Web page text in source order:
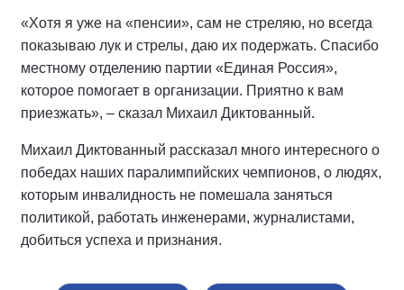
«Хотя я уже на «пенсии», сам не стреляю, но всегда
показываю лук и стрелы, даю их подержать. Спасибо
местному отделению партии «Единая Россия»,
которое помогает в организации. Приятно к вам
приезжать», – сказал Михаил Диктованный.
Михаил Диктованный рассказал много интересного о
победах наших паралимпийских чемпионов, о людях,
которым инвалидность не помешала заняться
политикой, работать инженерами, журналистами,
добиться успеха и признания.